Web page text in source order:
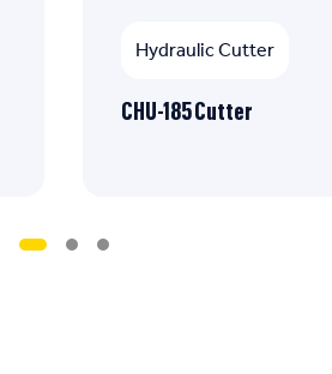
Hydraulic Cutter
CHU-185 Cutter